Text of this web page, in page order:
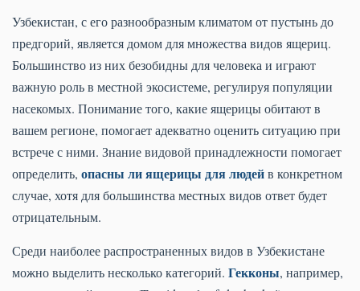
Узбекистан, с его разнообразным климатом от пустынь до
предгорий, является домом для множества видов ящериц.
Большинство из них безобидны для человека и играют
важную роль в местной экосистеме, регулируя популяции
насекомых. Понимание того, какие ящерицы обитают в
вашем регионе, помогает адекватно оценить ситуацию при
встрече с ними. Знание видовой принадлежности помогает
определить, опасны ли ящерицы для людейв конкретном
случае, хотя для большинства местных видов ответ будет
отрицательным.
Среди наиболее распространенных видов в Узбекистане
можно выделить несколько категорий. Гекконы, например,